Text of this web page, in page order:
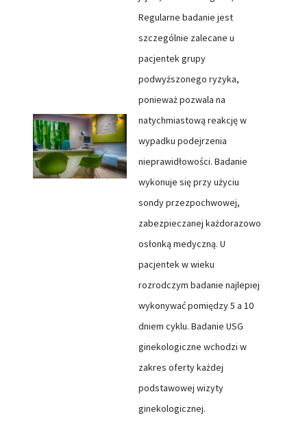
Regularne badanie jest
szczególnie zalecane u
pacjentek grupy
podwyższonego ryzyka,
ponieważ pozwala na
natychmiastową reakcję w
wypadku podejrzenia
nieprawidłowości. Badanie
wykonuje się przy użyciu
sondy przezpochwowej,
zabezpieczanej każdorazowo
osłonką medyczną. U
pacjentek w wieku
rozrodczym badanie najlepiej
wykonywać pomiędzy 5 a 10
dniem cyklu. Badanie USG
ginekologiczne wchodzi w
zakres oferty każdej
podstawowej wizyty
ginekologicznej.